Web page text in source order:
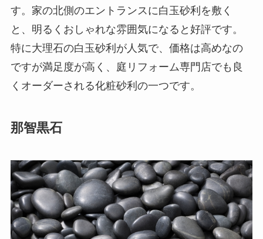
す。家の北側のエントランスに白玉砂利を敷く
と、明るくおしゃれな雰囲気になると好評です。
特に大理石の白玉砂利が人気で、価格は高めなの
ですが満足度が高く、庭リフォーム専門店でも良
くオーダーされる化粧砂利の一つです。
那智黒石